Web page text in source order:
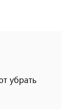
убрать